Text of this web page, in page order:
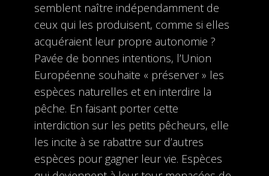
semblent naître indépendamment de
ceux qui les produisent, comme si elles
acquéraient leur propre autonomie ?
Pavée de bonnes intentions, l’Union
Européenne souhaite « préserver » les
espèces naturelles et en interdire la
pêche. En faisant porter cette
interdiction sur les petits pêcheurs, elle
les incite à se rabattre sur d’autres
espèces pour gagner leur vie. Espèces